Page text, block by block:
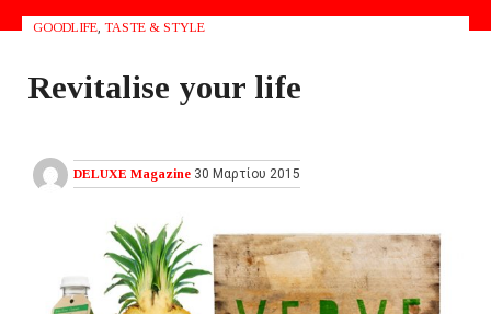
GOODLIFE TASTE & STYLE
Revitalise your life
DELUXE Magazine 30 Μαρτίου 2015